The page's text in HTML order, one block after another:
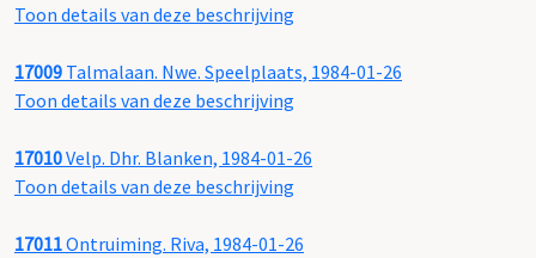
Toon details van deze beschrijving
17009 Talmalaan. Nwe. Speelplaats, 1984-01-26
Toon details van deze beschrijving
17010Velp. Dhr. Blanken, 1984-01-26
Toon details van deze beschrijving
17011Ontruiming. Riva, 1984-01-26